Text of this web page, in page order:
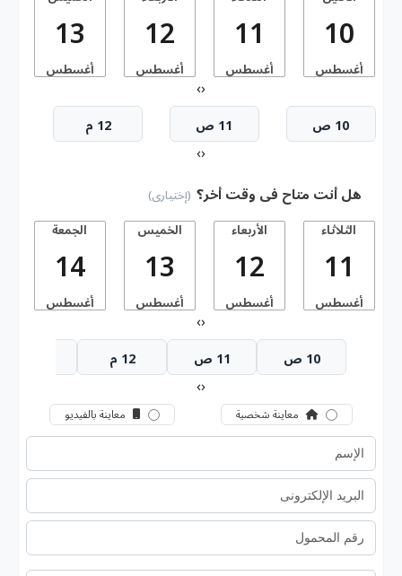
10
أغسطس
11
أغسطس
12
أغسطس
13
أغسطس
‹
›
10 ص 11 ص 12 م
‹
›
هل أنت متاح فى وقت أخر؟ (إختيارى)
الثلاثاء
11
أغسطس
الأربعاء
12
أغسطس
الخميس
13
أغسطس
الجمعة
14
أغسطس
‹
›
10 ص 11 ص 12 م
‹
›
معاينة شخصية معاينة بالفيديو